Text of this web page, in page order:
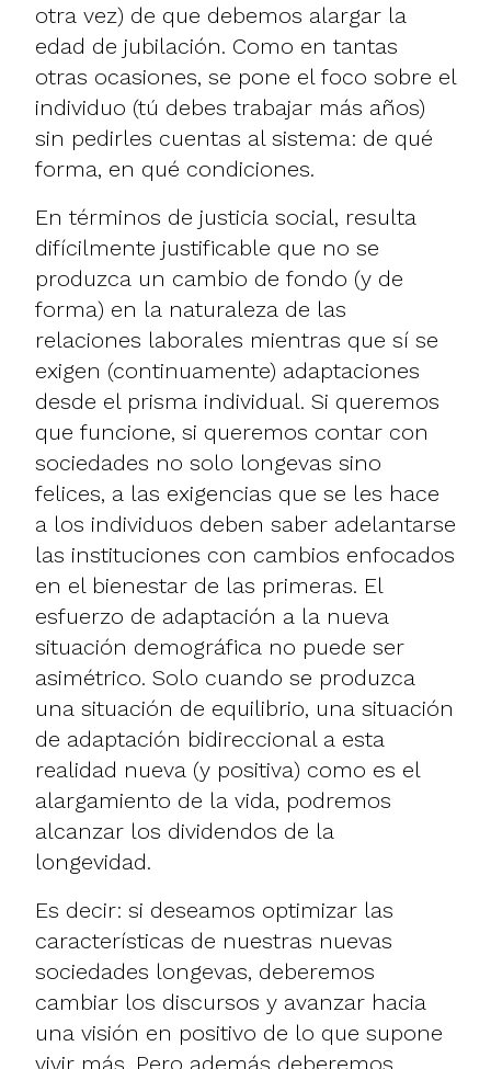
otra vez) de que debemos alargar la
edad de jubilación. Como en tantas
otras ocasiones, se pone el foco sobre el
individuo (tú debes trabajar más años)
sin pedirles cuentas al sistema: de qué
forma, en qué condiciones.
En términos de justicia social, resulta
difícilmente justificable que no se
produzca un cambio de fondo (y de
forma) en la naturaleza de las
relaciones laborales mientras que sí se
exigen (continuamente) adaptaciones
desde el prisma individual. Si queremos
que funcione, si queremos contar con
sociedades no solo longevas sino
felices, a las exigencias que se les hace
a los individuos deben saber adelantarse
las instituciones con cambios enfocados
en el bienestar de las primeras. El
esfuerzo de adaptación a la nueva
situación demográfica no puede ser
asimétrico. Solo cuando se produzca
una situación de equilibrio, una situación
de adaptación bidireccional a esta
realidad nueva (y positiva) como es el
alargamiento de la vida, podremos
alcanzar los dividendos de la
longevidad.
Es decir: si deseamos optimizar las
características de nuestras nuevas
sociedades longevas, deberemos
cambiar los discursos y avanzar hacia
una visión en positivo de lo que supone
vivir más. Pero además deberemos